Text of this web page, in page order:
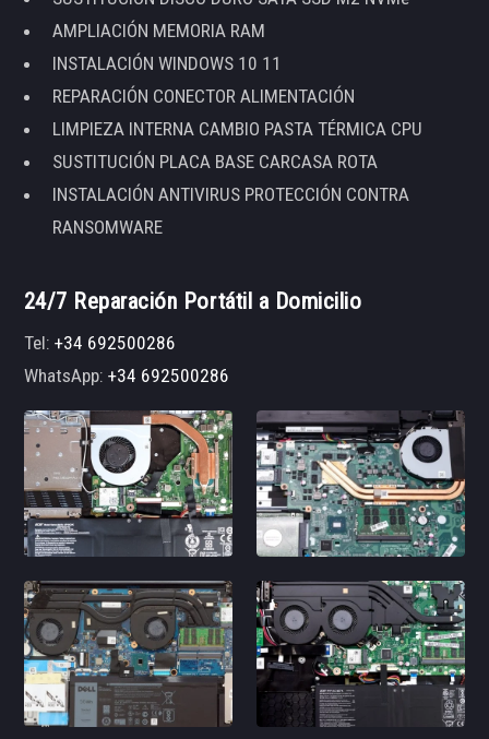
AMPLIACIÓN MEMORIA RAM
INSTALACIÓN WINDOWS 10 11
REPARACIÓN CONECTOR ALIMENTACIÓN
LIMPIEZA INTERNA CAMBIO PASTA TÉRMICA CPU
SUSTITUCIÓN PLACA BASE CARCASA ROTA
INSTALACIÓN ANTIVIRUS PROTECCIÓN CONTRA
RANSOMWARE
24/7 Reparación Portátil a Domicilio
Tel:+34 692500286
WhatsApp:+34 692500286